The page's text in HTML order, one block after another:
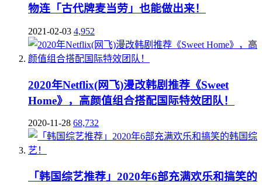
物连「古代牌麦当劳」也能做出来！
2021-02-03 4,952
2020年Netflix(网飞)漫改韩剧推荐《Sweet
Home》，高颜值组合搭配国际特效团队！
2020-11-28 68,732
「韩国综艺推荐」2020年6部充满欢乐和搞笑的